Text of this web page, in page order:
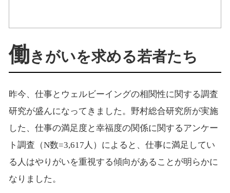
働きがいを求める若者たち
昨今、仕事とウェルビーイングの相関性に関する調査
研究が盛んになってきました。野村総合研究所が実施
した、仕事の満足度と幸福度の関係に関するアンケー
ト調査（N数=3,617人）によると、仕事に満足してい
る人はやりがいを重視する傾向があることが明らかに
なりました。